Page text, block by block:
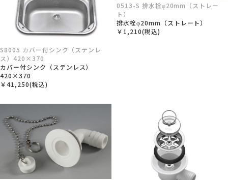
S8005 カバー付シンク（ステンレ
ス）420×370
カバー付シンク（ステンレス）
420×370
￥41,250(税込)
0513-S 排水栓φ20mm（ストレー
ト）
排水栓φ20mm（ストレート）
￥1,210(税込)